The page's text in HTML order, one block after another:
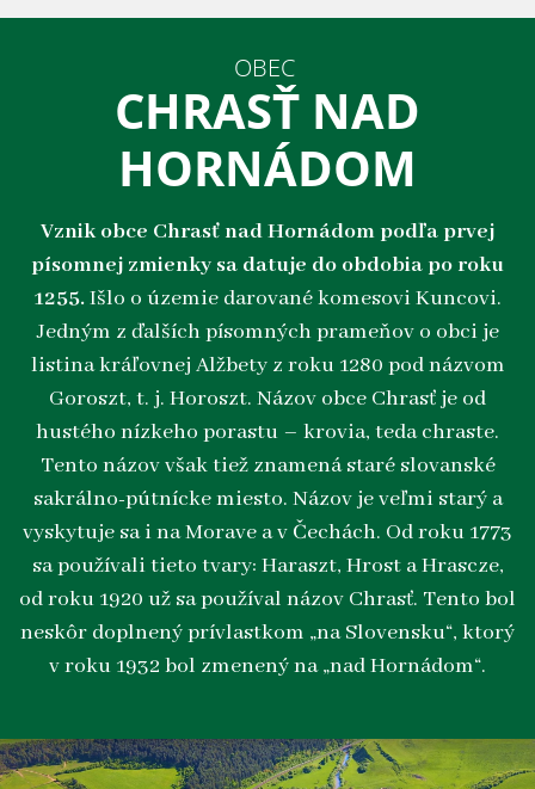
OBEC
CHRASŤ NAD
HORNÁDOM
Vznik obce Chrasť nad Hornádom podľa prvej
písomnej zmienky sa datuje do obdobia po roku
1255.Išlo o územie darované komesovi Kuncovi.
Jedným z ďalších písomných prameňov o obci je
listina kráľovnej Alžbety z roku 1280 pod názvom
Goroszt, t. j. Horoszt. Názov obce Chrasť je od
hustého nízkeho porastu – krovia, teda chraste.
Tento názov však tiež znamená staré slovanské
sakrálno-pútnícke miesto. Názov je veľmi starý a
vyskytuje sa i na Morave a v Čechách. Od roku 1773
sa používali tieto tvary: Haraszt, Hrost a Hrascze,
od roku 1920 už sa používal názov Chrasť. Tento bol
neskôr doplnený prívlastkom „na Slovensku“, ktorý
v roku 1932 bol zmenený na „nad Hornádom“.